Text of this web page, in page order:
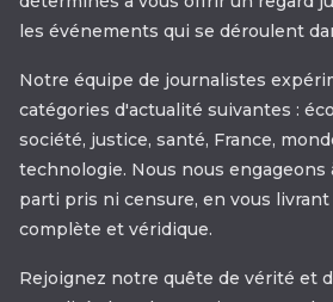
les événements qui se déroulent
Notre équipe de journalistes
catégories d'actualité suivantes :
société, justice, santé, France,
technologie. Nous nous engageons
parti pris ni censure, en vous
complète et véridique.
Rejoignez notre quête de vérité et